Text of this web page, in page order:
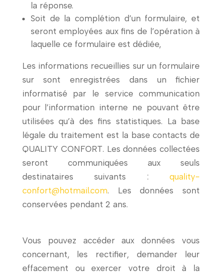
la réponse.
Soit de la complétion d’un formulaire, et
seront employées aux fins de l’opération à
laquelle ce formulaire est dédiée,
Les informations recueillies sur un formulaire
sur sont enregistrées dans un fichier
informatisé par le service communication
pour l’information interne ne pouvant être
utilisées qu’à des fins statistiques. La base
légale du traitement est la base contacts de
QUALITY CONFORT. Les données collectées
seront communiquées aux seuls
destinataires suivants :quality-
confort@hotmail.com. Les données sont
conservées pendant 2 ans.
Vous pouvez accéder aux données vous
concernant, les rectifier, demander leur
effacement ou exercer votre droit à la